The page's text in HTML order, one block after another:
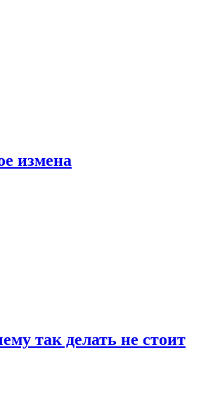
измена
так делать не стоит